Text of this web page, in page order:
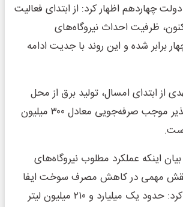
چهاردهم اظهار کرد: از ابتدای فعالیت
ظرفیت احداث نیروگاه‌های
برابر شده و این روند با جدیت ادامه
از ابتدای امسال، تولید برق از محل
انرژی‌های تجدیدپذیر موجب صرفه‌جویی معادل ۳۰۰ میلیون
بیان اینکه عملکرد مطلوب نیروگاه‌های
نقش مهمی در کاهش مصرف سوخت ایفا
کرده است تصریح کرد: حدود یک میلیارد و ۲۱۰ میلیون لیتر